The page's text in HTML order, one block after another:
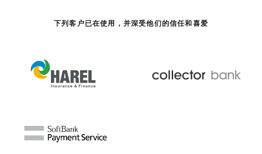
下列客户已在使用，并深受他们的信任和喜爱